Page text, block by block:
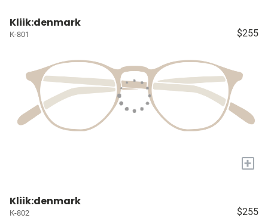
Kliik:denmark
K-801 $255
+
Kliik:denmark
K-802 $255